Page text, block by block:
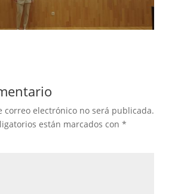
correo electrónico no será publicada.
están marcados con *